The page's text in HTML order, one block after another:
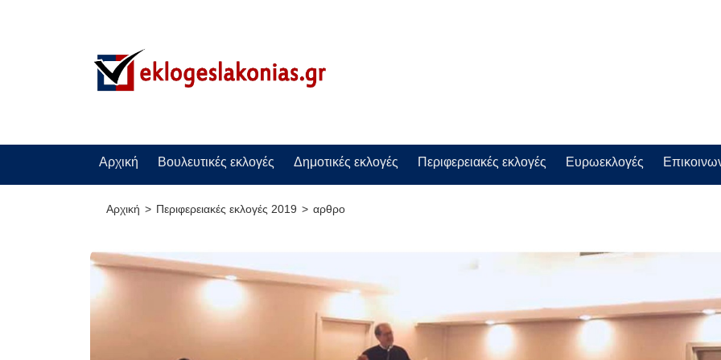
Αρχική Βουλευτικές εκλογές Δημοτικές εκλογές Περιφερειακές εκλογές Ευρωεκλογές
Αρχική Περιφερειακές εκλογές 2019 αρθρο